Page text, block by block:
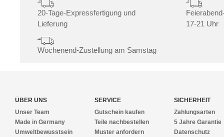
20-Tage-Expressfertigung und
Lieferung
17-21 Uhr
Wochenend-Zustellung am Samstag
ÜBER UNS
Unser Team
Made in Germany
Umweltbewusstsein
SERVICE
Gutschein kaufen
Teile nachbestellen
Muster anfordern
SICHERHEIT
Zahlungsarten
5 Jahre Garantie
Datenschutz